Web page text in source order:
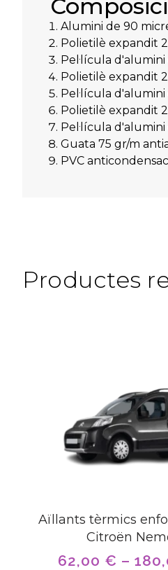
Alumini de 90
Polietilè expandit
Pel·lícula
Polietilè expandit
Pel·lícula
Polietilè expandit
Pel·lícula
Guata 75 gr/m
PVC
Productes
Aïllants tèrmics
Citroën
62,00 € –